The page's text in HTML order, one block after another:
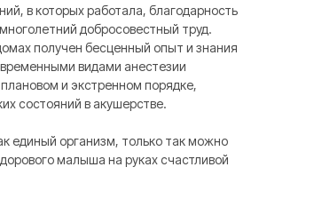
в которых работала, благодарность
добросовестный труд.
получен бесценный опыт и знания
видами анестезии
и экстренном порядке,
состояний в акушерстве.
единый организм, только так можно
малыша на руках счастливой